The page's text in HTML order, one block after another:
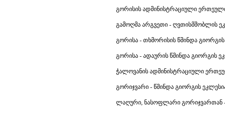
გორისის ადმინისტრაციული
გამოღმა არგვეთი - ღვთისმშობლის
გორისა - თხმორისის წმინდა
გორისა - ადაურის წმინდა გიორგის
ჭალოვანის ადმინისტრაციული
გორიჯვარი - წმინდა გიორგის
ლაღური, ნასოფლარი გორიჯვართან -